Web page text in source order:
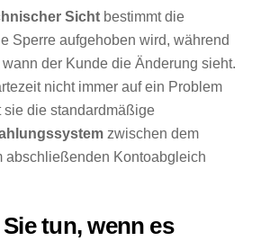
Sicht bestimmt die
Sperre aufgehoben wird, während
der Kunde die Änderung sieht.
nicht immer auf ein Problem
sie die standardmäßige
zwischen dem
abschließenden Kontoabgleich
tun, wenn es